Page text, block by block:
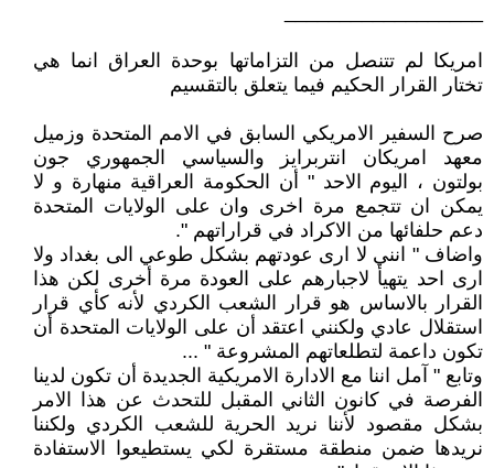
امريكا لم تتنصل من التزاماتها بوحدة العراق انما هي
تختار القرار الحكيم فيما يتعلق بالتقسيم
صرح السفير الامريكي السابق في الامم المتحدة وزميل
معهد امريكان انتربرايز والسياسي الجمهوري جون
بولتون ، اليوم الاحد " أن الحكومة العراقية منهارة و لا
يمكن ان تتجمع مرة اخرى وان على الولايات المتحدة
دعم حلفائها من الاكراد في قراراتهم ".
واضاف " انني لا ارى عودتهم بشكل طوعي الى بغداد ولا
ارى احد يتهيأ لاجبارهم على العودة مرة أخرى لكن هذا
القرار بالاساس هو قرار الشعب الكردي لأنه كأي قرار
استقلال عادي ولكنني اعتقد أن على الولايات المتحدة أن
تكون داعمة لتطلعاتهم المشروعة " ...
وتابع " آمل اننا مع الادارة الامريكية الجديدة أن تكون لدينا
الفرصة في كانون الثاني المقبل للتحدث عن هذا الامر
بشكل مقصود لأننا نريد الحرية للشعب الكردي ولكننا
نريدها ضمن منطقة مستقرة لكي يستطيعوا الاستفادة